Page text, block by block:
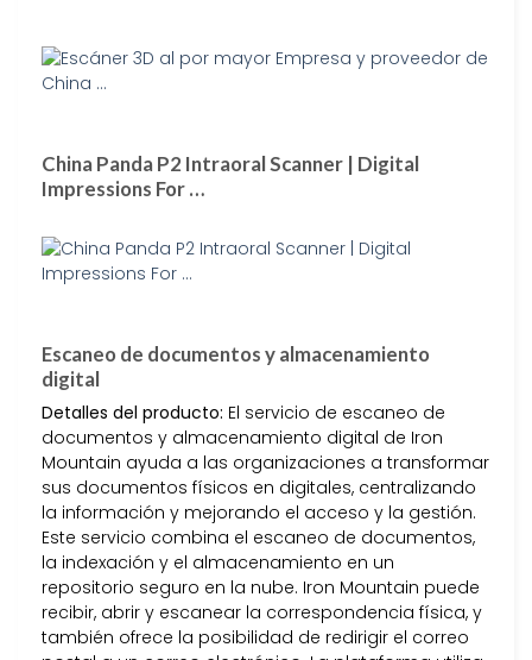
China Panda P2 Intraoral Scanner | Digital
Impressions For …
Escaneo de documentos y almacenamiento
digital
Detalles del producto: El servicio de escaneo de
documentos y almacenamiento digital de Iron
Mountain ayuda a las organizaciones a transformar
sus documentos físicos en digitales, centralizando
la información y mejorando el acceso y la gestión.
Este servicio combina el escaneo de documentos,
la indexación y el almacenamiento en un
repositorio seguro en la nube. Iron Mountain puede
recibir, abrir y escanear la correspondencia física, y
también ofrece la posibilidad de redirigir el correo